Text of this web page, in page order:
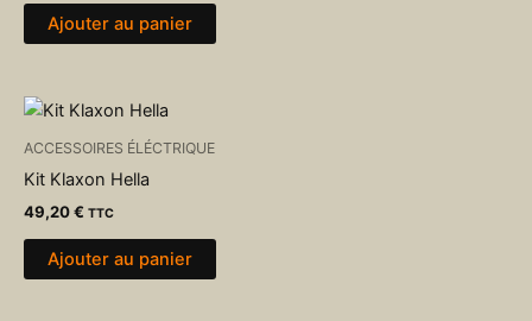
Ajouter au panier
ACCESSOIRES ÉLÉCTRIQUE
Kit Klaxon Hella
49,20€ TTC
Ajouter au panier